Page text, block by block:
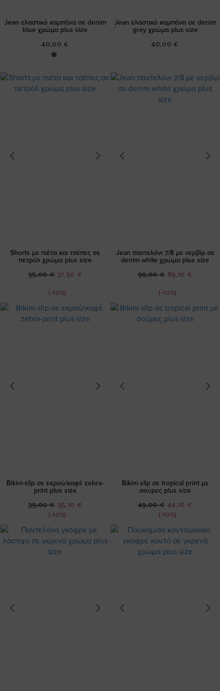
Jean ελαστικό καμπάνα σε denim
blue χρώμα plus size
40,00 €
Jean ελαστικό καμπάνα σε denim
grey χρώμα plus size
40,00 €
Shorts με πιέτα και τσέπες σε
πετρόλ χρώμα plus size
(-10%)
Ειδική
31,50 €
35,00 €
Jean παντελόνι 7/8 με νερβίρ σε
denim white χρώμα plus size
(-10%)
Ειδική
89,10 €
99,00 €
Bikini-slip σε εκρού/καφέ zebra-
print plus size
(-10%)
Ειδική
Τιμή
35,10 €
39,00 €
Bikini slip σε tropical print με
σούρες plus size
(-10%)
Ειδική
Τιμή
44,10 €
49,00 €